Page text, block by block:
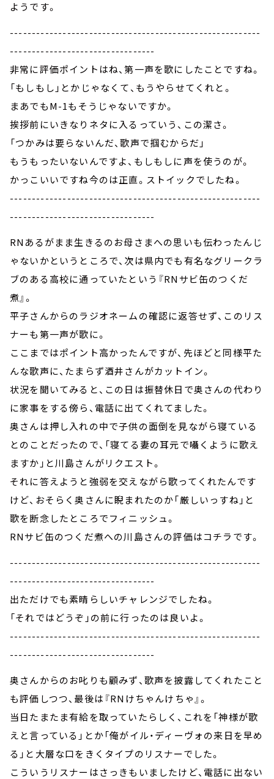
ようです。
---------------------------------------------------------
---------------------------------
非常に評価ポイントはね、第一声を歌にしたことですね。
「もしもし」とかじゃなくて、もうやらせてくれと。
まあでもM-1もそうじゃないですか。
挨拶前にいきなりネタに入るっていう、この潔さ。
「つかみは要らないんだ、歌声で掴むからだ」
もうもったいないんですよ、もしもしに声を使うのが。
かっこいいですね今のは正直。ストイックでしたね。
---------------------------------------------------------
---------------------------------
RNあるがまま生きるのお母さまへの思いも伝わったんじ
ゃないかというところで、次は県内でも有名なグリークラ
ブのある高校に通っていたという『RNサビ缶のつくだ
煮』。
平子さんからのラジオネームの確認に返答せず、このリス
ナーも第一声が歌に。
ここまではポイント高かったんですが、先ほどと同様平た
んな歌声に、たまらず酒井さんがカットイン。
状況を聞いてみると、この日は振替休日で奥さんの代わり
に家事をする傍ら、電話に出てくれてました。
奥さんは押し入れの中で子供の面倒を見ながら寝ている
とのことだったので、「寝てる妻の耳元で囁くように歌え
ますか」と川島さんがリクエスト。
それに答えようと強弱を交えながら歌ってくれたんです
けど、おそらく奥さんに睨まれたのか「厳しいっすね」と
歌を断念したところでフィニッシュ。
RNサビ缶のつくだ煮への川島さんの評価はコチラです。
---------------------------------------------------------
---------------------------------
出ただけでも素晴らしいチャレンジでしたね。
「それではどうぞ」の前に行ったのは良いよ。
---------------------------------------------------------
---------------------------------
奥さんからのお叱りも顧みず、歌声を披露してくれたこと
も評価しつつ、最後は『RNけちゃんけちゃ』。
当日たまたま有給を取っていたらしく、これを「神様が歌
えと言っている」とか「俺がイル・ディーヴォの来日を早め
る」と大層な口をきくタイプのリスナーでした。
こういうリスナーはさっきもいましたけど、電話に出ない